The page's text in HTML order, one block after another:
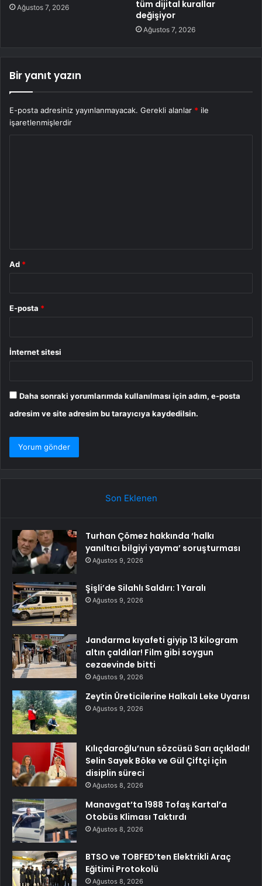
Ağustos 7, 2026
tüm dijital kurallar
değişiyor
Ağustos 7, 2026
Bir yanıt yazın
E-posta adresiniz yayınlanmayacak. Gerekli alanlar * ile
işaretlenmişlerdir
Ad *
E-posta *
İnternet sitesi
Daha sonraki yorumlarımda kullanılması için adım, e-posta
adresim ve site adresim bu tarayıcıya kaydedilsin.
Son Eklenen
Turhan Çömez hakkında ‘halkı
yanıltıcı bilgiyi yayma’ soruşturması
Ağustos 9, 2026
Şişli’de Silahlı Saldırı: 1 Yaralı
Ağustos 9, 2026
Jandarma kıyafeti giyip 13 kilogram
altın çaldılar! Film gibi soygun
cezaevinde bitti
Ağustos 9, 2026
Zeytin Üreticilerine Halkalı Leke Uyarısı
Ağustos 9, 2026
Kılıçdaroğlu’nun sözcüsü Sarı açıkladı!
Selin Sayek Böke ve Gül Çiftçi için
disiplin süreci
Ağustos 8, 2026
Manavgat’ta 1988 Tofaş Kartal’a
Otobüs Kliması Taktırdı
Ağustos 8, 2026
BTSO ve TOBFED’ten Elektrikli Araç
Eğitimi Protokolü
Ağustos 8, 2026